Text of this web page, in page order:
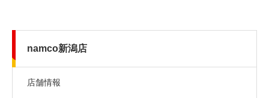
namco新潟店
店舗情報